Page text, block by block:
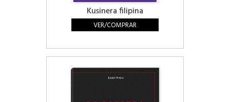
Kusinera filipina
VER/COMPRAR